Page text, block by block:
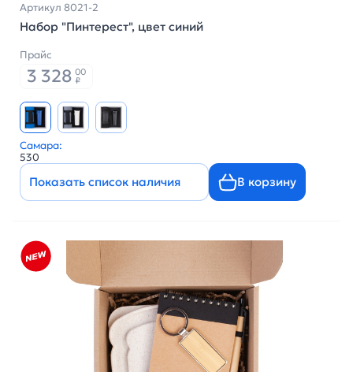
Артикул 8021-2
Набор "Пинтерест", цвет синий
Прайс
3 328 00
₽
Самара:
530
Показать список наличия В корзину